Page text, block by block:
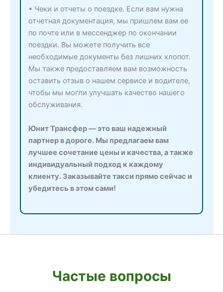
• Чеки и отчеты о поездке. Если вам нужна
отчетная документация, мы пришлем вам ее
по почте или в мессенджер по окончании
поездки. Вы можете получить все
необходимые документы без лишних хлопот.
Мы также предоставляем вам возможность
оставить отзыв о нашем сервисе и водителе,
чтобы мы могли улучшать качество нашего
обслуживания.
Юнит Трансфер — это ваш надежный
партнер в дороге. Мы предлагаем вам
лучшее сочетание цены и качества, а также
индивидуальный подход к каждому
клиенту. Заказывайте такси прямо сейчас и
убедитесь в этом сами!
Частые вопросы